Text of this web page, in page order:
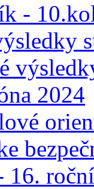
-
2024
16.